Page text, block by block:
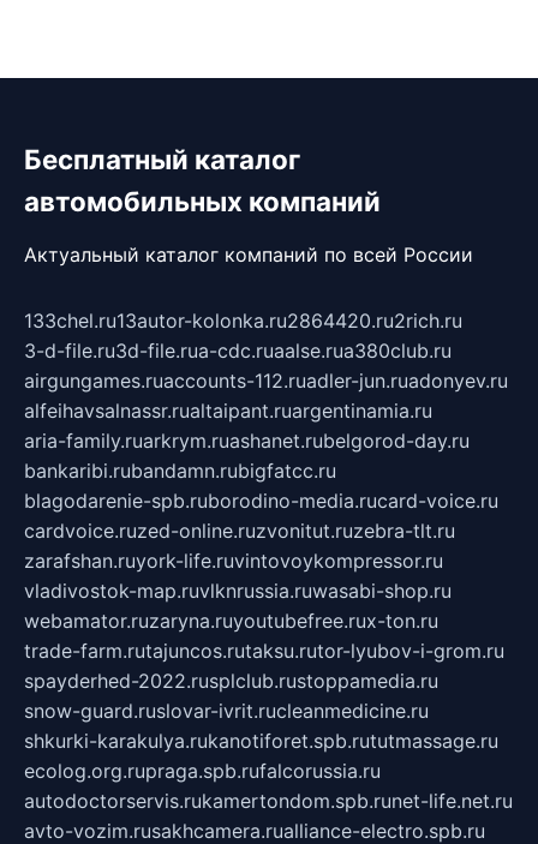
Бесплатный каталог
автомобильных компаний
Актуальный каталог компаний по всей России
133chel.ru13autor-kolonka.ru2864420.ru2rich.ru
3-d-file.ru3d-file.rua-cdc.ruaalse.rua380club.ru
airgungames.ruaccounts-112.ruadler-jun.ruadonyev.ru
alfeihavsalnassr.rualtaipant.ruargentinamia.ru
aria-family.ruarkrym.ruashanet.rubelgorod-day.ru
bankaribi.rubandamn.rubigfatcc.ru
blagodarenie-spb.ruborodino-media.rucard-voice.ru
cardvoice.ruzed-online.ruzvonitut.ruzebra-tlt.ru
zarafshan.ruyork-life.ruvintovoykompressor.ru
vladivostok-map.ruvlknrussia.ruwasabi-shop.ru
webamator.ruzaryna.ruyoutubefree.rux-ton.ru
trade-farm.rutajuncos.rutaksu.rutor-lyubov-i-grom.ru
spayderhed-2022.rusplclub.rustoppamedia.ru
snow-guard.ruslovar-ivrit.rucleanmedicine.ru
shkurki-karakulya.rukanotiforet.spb.rututmassage.ru
ecolog.org.rupraga.spb.rufalcorussia.ru
autodoctorservis.rukamertondom.spb.runet-life.net.ru
avto-vozim.rusakhcamera.rualliance-electro.spb.ru